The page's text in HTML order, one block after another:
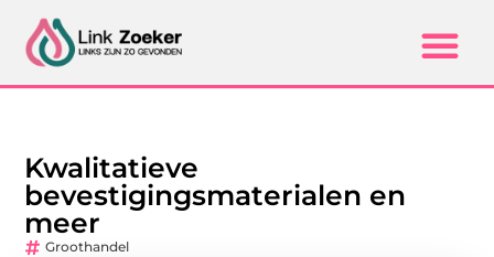
Kwalitatieve
bevestigingsmaterialen en
meer
Groothandel